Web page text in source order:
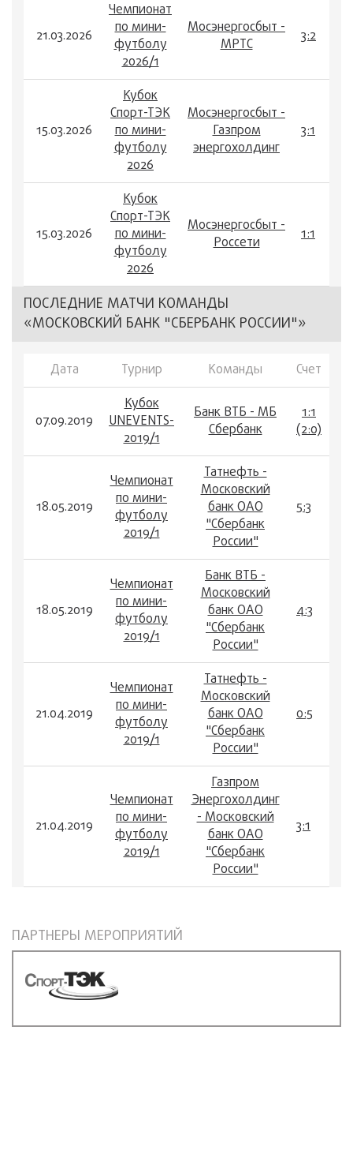
21.03.2026
Чемпионат
по мини-
футболу
2026/1
Мосэнергосбыт -
МРТС
3:2
15.03.2026
Кубок
Спорт-ТЭК
по мини-
футболу
2026
Мосэнергосбыт -
Газпром
энергохолдинг
3:1
15.03.2026
Кубок
Спорт-ТЭК
по мини-
футболу
2026
Мосэнергосбыт -
Россети
1:1
ПОСЛЕДНИЕ МАТЧИ КОМАНДЫ
«МОСКОВСКИЙ БАНК "СБЕРБАНК РОССИИ"»
Дата Турнир Команды Счет
07.09.2019
Кубок
UNEVENTS-
2019/1
Банк ВТБ - МБ
Сбербанк
1:1
(2:0)
18.05.2019
Чемпионат
по мини-
футболу
2019/1
Татнефть -
Московский
банк ОАО
"Сбербанк
России"
5:3
18.05.2019
Чемпионат
по мини-
футболу
2019/1
Банк ВТБ -
Московский
банк ОАО
"Сбербанк
России"
4:3
21.04.2019
Чемпионат
по мини-
футболу
2019/1
Татнефть -
Московский
банк ОАО
"Сбербанк
России"
0:5
21.04.2019
Чемпионат
по мини-
футболу
2019/1
Газпром
Энергохолдинг
- Московский
банк ОАО
"Сбербанк
России"
3:1
ПАРТНЕРЫ МЕРОПРИЯТИЙ